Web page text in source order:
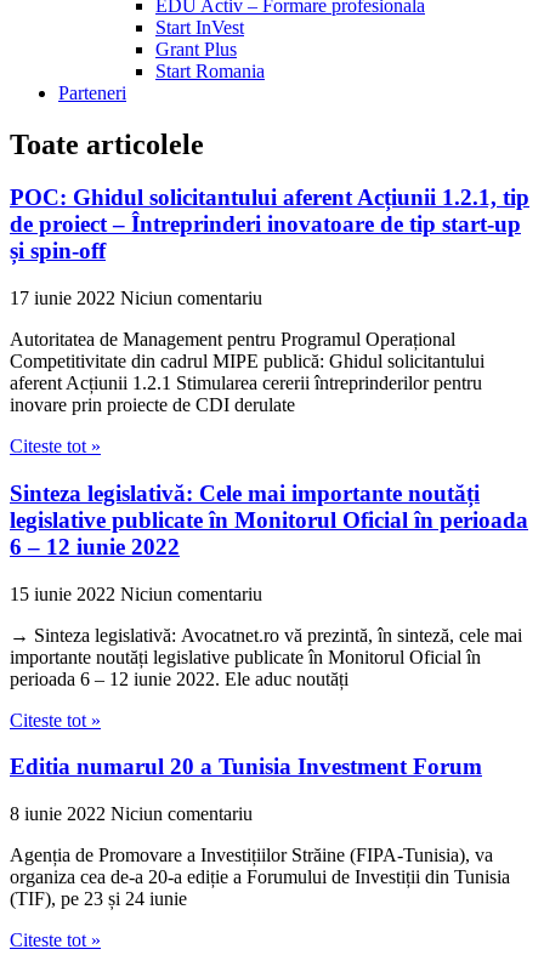
EDU Activ – Formare profesionala
Start InVest
Grant Plus
Start Romania
Parteneri
Toate articolele
POC: Ghidul solicitantului aferent Acțiunii 1.2.1, tip
de proiect – Întreprinderi inovatoare de tip start-up
și spin-off
17 iunie 2022 Niciun comentariu
Autoritatea de Management pentru Programul Operațional
Competitivitate din cadrul MIPE publică: Ghidul solicitantului
aferent Acțiunii 1.2.1 Stimularea cererii întreprinderilor pentru
inovare prin proiecte de CDI derulate
Citeste tot »
Sinteza legislativă: Cele mai importante noutăți
legislative publicate în Monitorul Oficial în perioada
6 – 12 iunie 2022
15 iunie 2022 Niciun comentariu
→ Sinteza legislativă: Avocatnet.ro vă prezintă, în sinteză, cele mai
importante noutăți legislative publicate în Monitorul Oficial în
perioada 6 – 12 iunie 2022. Ele aduc noutăți
Citeste tot »
Editia numarul 20 a Tunisia Investment Forum
8 iunie 2022 Niciun comentariu
Agenția de Promovare a Investițiilor Străine (FIPA-Tunisia), va
organiza cea de-a 20-a ediție a Forumului de Investiții din Tunisia
(TIF), pe 23 și 24 iunie
Citeste tot »